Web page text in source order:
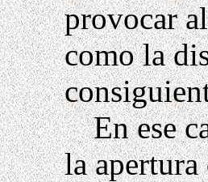
provocar
como la
En ese
la